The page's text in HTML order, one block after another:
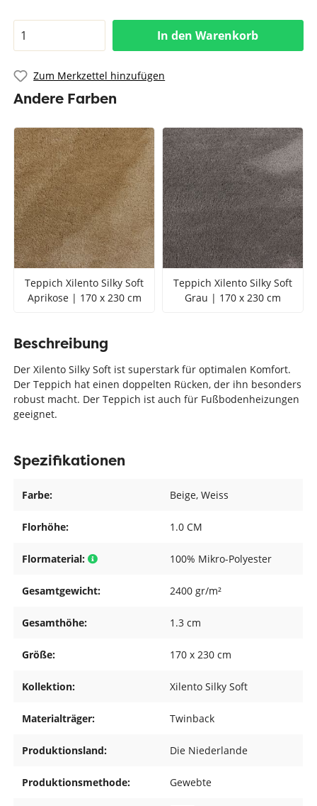
In den Warenkorb
Zum Merkzettel hinzufügen
Andere Farben
Teppich Xilento Silky Soft
Aprikose | 170 x 230 cm
Teppich Xilento Silky Soft
Grau | 170 x 230 cm
Beschreibung
Der Xilento Silky Soft ist superstark für optimalen Komfort.
Der Teppich hat einen doppelten Rücken, der ihn besonders
robust macht. Der Teppich ist auch für Fußbodenheizungen
geeignet.
Spezifikationen
Farbe: Beige, Weiss
Florhöhe: 1.0 CM
Flormaterial: 100% Mikro-Polyester
Gesamtgewicht: 2400 gr/m²
Gesamthöhe: 1.3 cm
Größe: 170 x 230 cm
Kollektion: Xilento Silky Soft
Materialträger: Twinback
Produktionsland: Die Niederlande
Produktionsmethode: Gewebte